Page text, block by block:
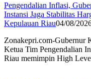
Pengendalian Inflasi,
Instansi Jaga Stabilitas
Kepulauan Riau04/08/
Zonakepri.com-Gubernur
Ketua Tim Pengendalian
Riau memimpin High